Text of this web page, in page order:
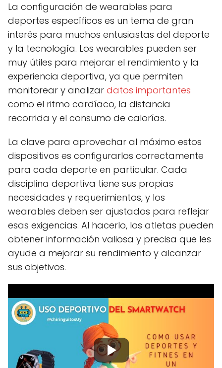
p
a
r
t
i
r
e
n
w
t
t
e
r
)
p
a
r
t
i
r
e
n
e
b
o
o
k
p
t
i
r
e
n
t
e
s
t
p
r
t
i
r
e
n
k
d
I
n
t
i
n
La configuración de wearables para
deportes específicos es un tema de gran
interés para muchos entusiastas del deporte
y la tecnología. Los wearables pueden ser
muy útiles para mejorar el rendimiento y la
experiencia deportiva, ya que permiten
monitorear y analizar datos importantes
como el ritmo cardíaco, la distancia
recorrida y el consumo de calorías.
La clave para aprovechar al máximo estos
dispositivos es configurarlos correctamente
para cada deporte en particular. Cada
disciplina deportiva tiene sus propias
necesidades y requerimientos, y los
wearables deben ser ajustados para reflejar
esas exigencias. Al hacerlo, los atletas pueden
obtener información valiosa y precisa que les
ayude a mejorar su rendimiento y alcanzar
sus objetivos.